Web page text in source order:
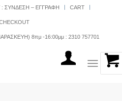
ΣΥΝΔΕΣΗ – ΕΓΓΡΑΦΗ CART
8πμ -16:00μμ : 2310 757701